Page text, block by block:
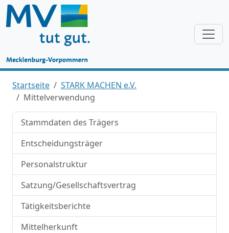
Startseite
STARK MACHEN e.V.
Mittelverwendung
Stammdaten des Trägers
Entscheidungsträger
Personalstruktur
Satzung/Gesellschaftsvertrag
Tätigkeitsberichte
Mittelherkunft